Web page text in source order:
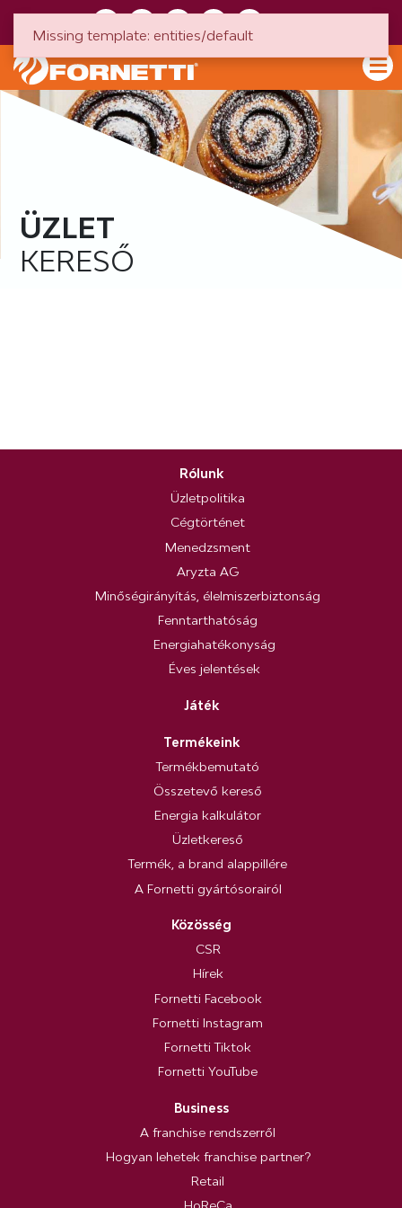
ÜZLET
KERESŐ
Rólunk
Üzletpolitika
Cégtörténet
Menedzsment
Aryzta AG
Minőségirányítás, élelmiszerbiztonság
Fenntarthatóság
Energiahatékonyság
Éves jelentések
Játék
Termékeink
Termékbemutató
Összetevő kereső
Energia kalkulátor
Üzletkereső
Termék, a brand alappillére
A Fornetti gyártósorairól
Közösség
CSR
Hírek
Fornetti Facebook
Fornetti Instagram
Fornetti Tiktok
Fornetti YouTube
Business
A franchise rendszerről
Hogyan lehetek franchise partner?
Retail
Missing template: entities/default